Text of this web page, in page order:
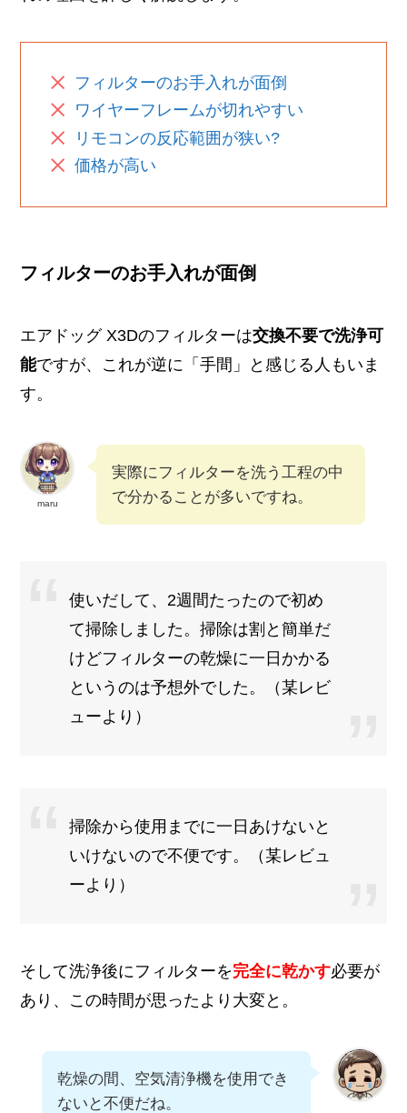
フィルターのお手入れが面倒
ワイヤーフレームが切れやすい
リモコンの反応範囲が狭い?
価格が高い
フィルターのお手入れが面倒
エアドッグ X3Dのフィルターは交換不要で洗浄可
能ですが、これが逆に「手間」と感じる人もいま
す。
maru
実際にフィルターを洗う工程の中
で分かることが多いですね。
使いだして、2週間たったので初め
て掃除しました。掃除は割と簡単だ
けどフィルターの乾燥に一日かかる
というのは予想外でした。（某レビ
ューより）
掃除から使用までに一日あけないと
いけないので不便です。（某レビュ
ーより）
そして洗浄後にフィルターを完全に乾かす必要が
あり、この時間が思ったより大変と。
乾燥の間、空気清浄機を使用でき
ないと不便だね。